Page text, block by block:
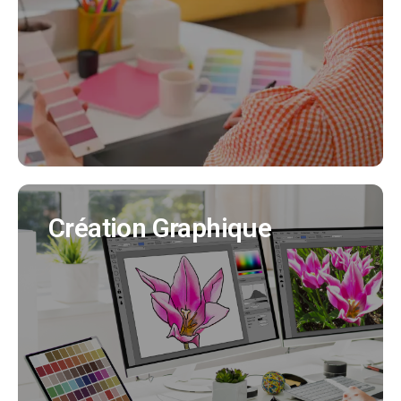
en cohérence avec tous vos supports de
communication. (Création charte graphique,
logo, déclinaisons..)
EN SAVOIR PLUS
Création Graphique
Création Graphique
Nous créons tous vos supports de
communication (flyer, affiche, brochure produit,
bulletin municipal, mascotte..)
EN SAVOIR PLUS